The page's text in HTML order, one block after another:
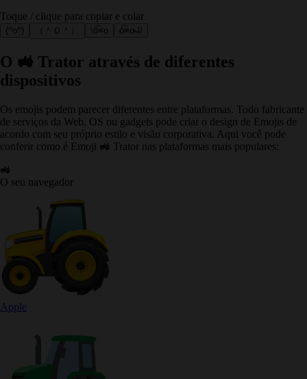
Toque / clique para copiar e colar
(^o^) （＾Ｏ＾） \ō͡≡o ō͡≡o˞̶//
O 🚜 Trator através de diferentes
dispositivos
Os emojis podem parecer diferentes entre plataformas. Todo fabricante
de serviços da Web, OS ou gadgets pode criar o design de Emojis de
acordo com seu próprio estilo e visão corporativa. Aqui você pode
conferir como é Emoji 🚜 Trator nas plataformas mais populares:
🚜
O seu navegador
Apple